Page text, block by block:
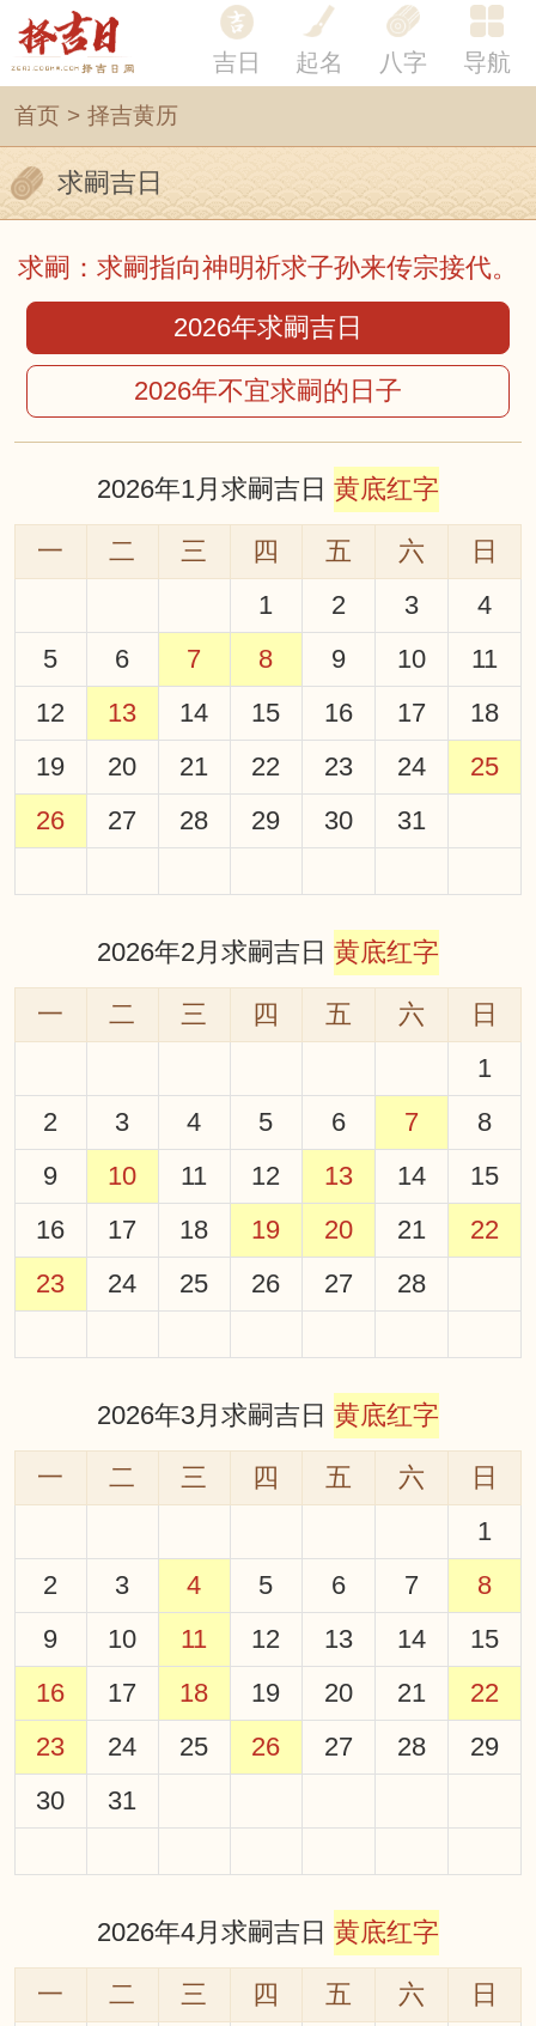
吉日 起名 八字 导航
首页 > 择吉黄历
求嗣吉日
求嗣：求嗣指向神明祈求子孙来传宗接代。
2026年求嗣吉日
2026年不宜求嗣的日子
2026年1月求嗣吉日 黄底红字
一 二 三 四 五 六
日
1
2 3
4
5
6 7 8 9 10
11
12
13 14 15 16 17
18
19
20 21 22 23 24
25
26
27 28 29 30 31
2026年2月求嗣吉日 黄底红字
一 二 三 四 五 六
日
1
2
3 4 5 6 7
8
9
10 11 12 13 14
15
16
17 18 19 20 21
22
23
24 25 26 27 28
2026年3月求嗣吉日 黄底红字
一 二 三 四 五 六
日
1
2
3 4 5 6 7
8
9
10 11 12 13 14
15
16
17 18 19 20 21
22
23
24 25 26 27 28
29
30
31
2026年4月求嗣吉日 黄底红字
一 二 三 四 五 六
日